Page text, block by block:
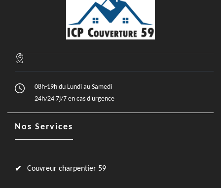
08h-19h du Lundi au Samedi
24h/24 7j/7 en cas d'urgence
Nos Services
Couvreur charpentier 59